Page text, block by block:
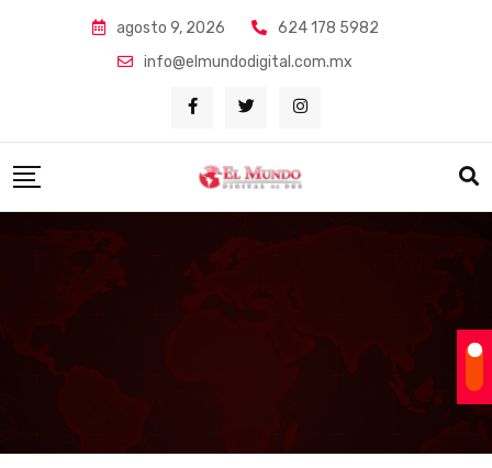
agosto 9, 2026
624 178 5982
info@elmundodigital.com.mx